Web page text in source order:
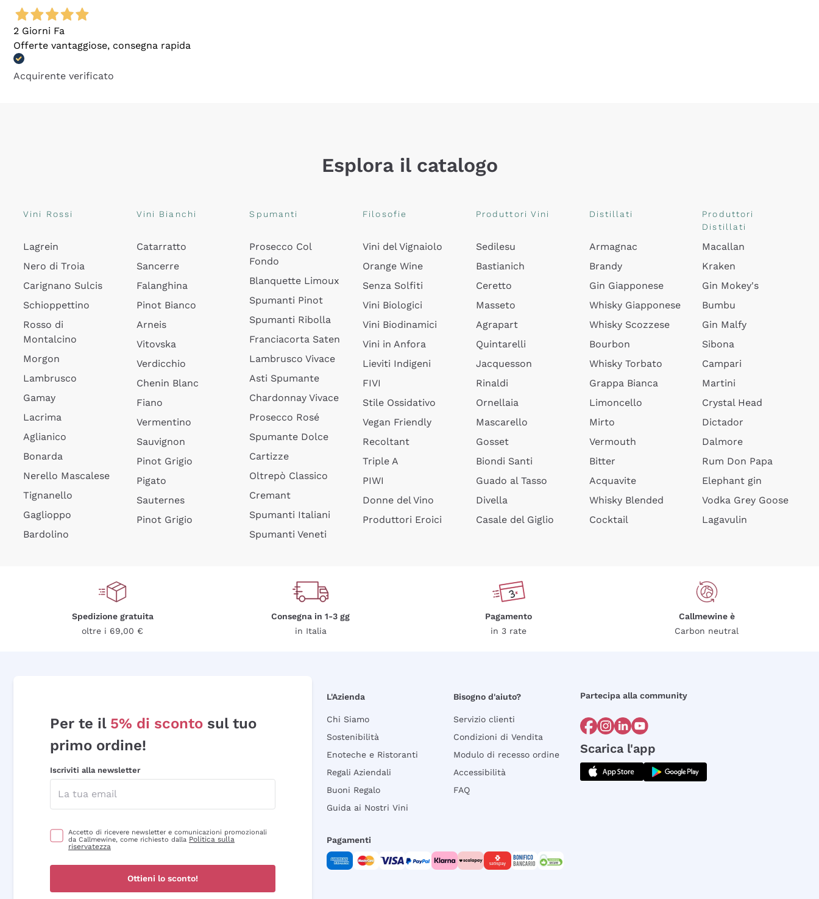
2 Giorni Fa
Offerte vantaggiose, consegna rapida
Acquirente verificato
Esplora il catalogo
Vini Rossi
Lagrein
Nero di Troia
Carignano Sulcis
Schioppettino
Rosso di
Montalcino
Morgon
Lambrusco
Gamay
Lacrima
Aglianico
Bonarda
Nerello Mascalese
Tignanello
Gaglioppo
Bardolino
Vini Bianchi
Catarratto
Sancerre
Falanghina
Pinot Bianco
Arneis
Vitovska
Verdicchio
Chenin Blanc
Fiano
Vermentino
Sauvignon
Pinot Grigio
Pigato
Sauternes
Pinot Grigio
Spumanti
Prosecco Col
Fondo
Blanquette Limoux
Spumanti Pinot
Spumanti Ribolla
Franciacorta Saten
Lambrusco Vivace
Asti Spumante
Chardonnay Vivace
Prosecco Rosé
Spumante Dolce
Cartizze
Oltrepò Classico
Cremant
Spumanti Italiani
Spumanti Veneti
Filosofie
Vini del Vignaiolo
Orange Wine
Senza Solfiti
Vini Biologici
Vini Biodinamici
Vini in Anfora
Lieviti Indigeni
FIVI
Stile Ossidativo
Vegan Friendly
Recoltant
Triple A
PIWI
Donne del Vino
Produttori Eroici
Produttori Vini
Sedilesu
Bastianich
Ceretto
Masseto
Agrapart
Quintarelli
Jacquesson
Rinaldi
Ornellaia
Mascarello
Gosset
Biondi Santi
Guado al Tasso
Divella
Casale del Giglio
Distillati
Armagnac
Brandy
Gin Giapponese
Whisky Giapponese
Whisky Scozzese
Bourbon
Whisky Torbato
Grappa Bianca
Limoncello
Mirto
Vermouth
Bitter
Acquavite
Whisky Blended
Cocktail
Produttori
Distillati
Macallan
Kraken
Gin Mokey's
Bumbu
Gin Malfy
Sibona
Campari
Martini
Crystal Head
Dictador
Dalmore
Rum Don Papa
Elephant gin
Vodka Grey Goose
Lagavulin
Spedizione gratuita
oltre i 69,00 €
Consegna in 1-3 gg
in Italia
Pagamento
in 3 rate
Callmewine è
Carbon neutral
Per te il 5% di sconto sul tuo
primo ordine!
Iscriviti alla newsletter
Accetto di ricevere newsletter e comunicazioni promozionali
da Callmewine, come richiesto dalla Politica sulla
riservatezza
Ottieni lo sconto!
L'Azienda
Chi Siamo
Sostenibilità
Enoteche e Ristoranti
Regali Aziendali
Buoni Regalo
Guida ai Nostri Vini
Bisogno d'aiuto?
Servizio clienti
Condizioni di Vendita
Modulo di recesso ordine
Accessibilità
FAQ
Partecipa alla community
Scarica l'app
Pagamenti